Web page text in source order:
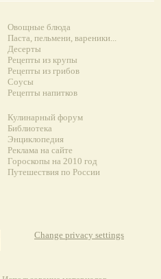
Овощные блюда
Паста, пельмени, вареники...
Десерты
Рецепты из крупы
Рецепты из грибов
Соусы
Рецепты напитков
Кулинарный форум
Библиотека
Энциклопедия
Реклама на сайте
Гороскопы на 2010 год
Путешествия по России
Change privacy settings